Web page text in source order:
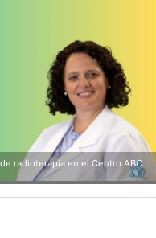
radioterapia en el Centro ABC